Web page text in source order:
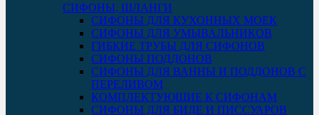
СИФОНЫ, ШЛАНГИ
СИФОНЫ ДЛЯ КУХОННЫХ МОЕК
СИФОНЫ ДЛЯ УМЫВАЛЬНИКОВ
ГИБКИЕ ТРУБЫ ДЛЯ СИФОНОВ
СИФОНЫ ПОДДОНОВ
СИФОНЫ ДЛЯ ВАННЫ И ПОДДОНОВ С
ПЕРЕЛИВОМ
КОМПЛЕКТУЮЩИЕ К СИФОНАМ
СИФОНЫ ДЛЯ БИДЕ И ПИССУАРОВ